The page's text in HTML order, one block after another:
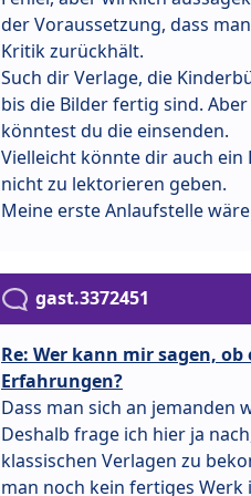
der Voraussetzung, dass
Kritik zurückhält.
Such dir Verlage, die
bis die Bilder fertig sind.
könntest du die einsenden.
Vielleicht könnte dir auch
nicht zu lektorieren geben.
Meine erste Anlaufstelle
gast.3372451
Re: Wer kann mir sagen,
Erfahrungen?
Dass man sich an jemanden
Deshalb frage ich hier ja
klassischen Verlagen zu
man noch kein fertiges